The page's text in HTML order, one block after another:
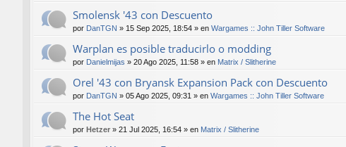
Smolensk '43 con Descuento
por DanTGN » 15 Sep 2025, 18:54 » en Wargames :: John Tiller Software
Warplan es posible traducirlo o modding
por Danielmijas » 20 Ago 2025, 11:58 » en Matrix / Slitherine
Orel '43 con Bryansk Expansion Pack con Descuento
por DanTGN » 05 Ago 2025, 09:31 » en Wargames :: John Tiller Software
The Hot Seat
por Hetzer » 21 Jul 2025, 16:54 » en Matrix / Slitherine